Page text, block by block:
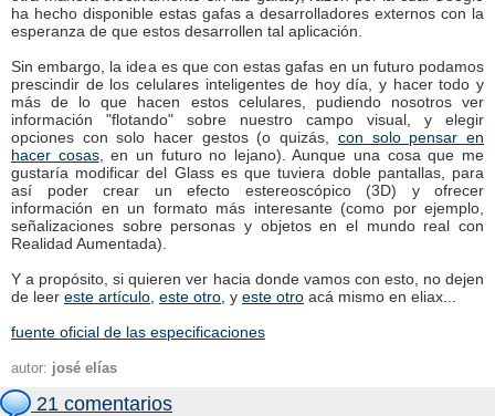
ha hecho disponible estas gafas a desarrolladores externos con la
esperanza de que estos desarrollen tal aplicación.
Sin embargo, la idea es que con estas gafas en un futuro podamos
prescindir de los celulares inteligentes de hoy día, y hacer todo y
más de lo que hacen estos celulares, pudiendo nosotros ver
información "flotando" sobre nuestro campo visual, y elegir
opciones con solo hacer gestos (o quizás, con solo pensar en
hacer cosas, en un futuro no lejano). Aunque una cosa que me
gustaría modificar del Glass es que tuviera doble pantallas, para
así poder crear un efecto estereoscópico (3D) y ofrecer
información en un formato más interesante (como por ejemplo,
señalizaciones sobre personas y objetos en el mundo real con
Realidad Aumentada).
Y a propósito, si quieren ver hacia donde vamos con esto, no dejen
de leer este artículo este otro, y este otro acá mismo en eliax...
fuente oficial de las especificaciones
autor: josé elías
21 comentarios